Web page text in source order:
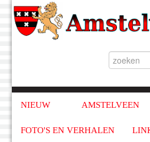
NIEUW AMSTELVEEN
FOTO'S EN VERHALEN